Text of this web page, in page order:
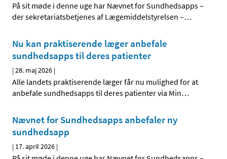
På sit møde i denne uge har Nævnet for Sundhedsapps –
der sekretariatsbetjenes af Lægemiddelstyrelsen –…
Nu kan praktiserende læger anbefale
sundhedsapps til deres patienter
|28. maj 2026 |
Alle landets praktiserende læger får nu mulighed for at
anbefale sundhedsapps til deres patienter via Min…
Nævnet for Sundhedsapps anbefaler ny
sundhedsapp
| 17. april 2026 |